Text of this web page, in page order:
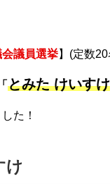
議員選挙】(定数
とみた けいすけ
た！
け